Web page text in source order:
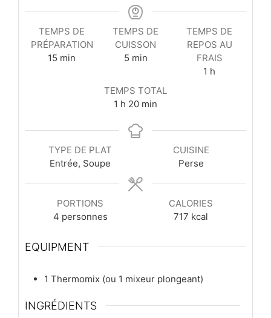
TEMPS DE
PRÉPARATION
15 minutes
min
TEMPS DE
CUISSON
5minutes
min
TEMPS DE
REPOS AU
FRAIS
1 heure
h
TEMPS TOTAL
1 heure
h 20minutes
min
TYPE DE PLAT
Entrée, Soupe
CUISINE
Perse
PORTIONS
4 personnes
CALORIES
717 kcal
EQUIPMENT
1 Thermomix (ou 1 mixeur plongeant)
INGRÉDIENTS